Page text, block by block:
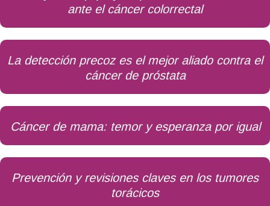
ante el cáncer colorrectal
La detección precoz es el mejor aliado contra el
cáncer de próstata
Cáncer de mama: temor y esperanza por igual
Prevención y revisiones claves en los tumores
torácicos